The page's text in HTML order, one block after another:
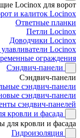
Locinox для ворот
и калиток Locinox
Ответные планки
Петли Locinox
Доводчики Locinox
Locinox
ограждения
Сэндвич-панели
Сэндвич-панели
сэндвич-панели
сэндвич-панели
сэндвич-панелей
кровли и фасада
для кровли и фасада
Гидроизоляция